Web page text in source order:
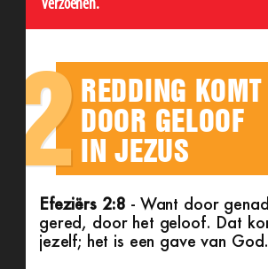
verzoenen.
2 REDDING KOMT
DOOR GELOOF
IN JEZUS
Efeziërs 2:8 - Want door
gered, door het geloof. Dat
jezelf; het is een gave van God.